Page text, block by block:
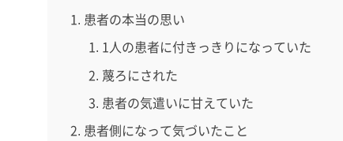
患者の本当の思い
1人の患者に付きっきりになっていた
蔑ろにされた
患者の気遣いに甘えていた
患者側になって気づいたこと